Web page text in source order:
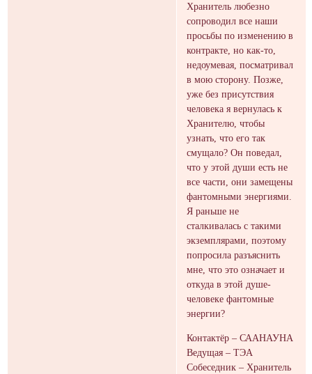
Хранитель любезно
сопроводил все наши
просьбы по изменению в
контракте, но как-то,
недоумевая, посматривал
в мою сторону. Позже,
уже без присутствия
человека я вернулась к
Хранителю, чтобы
узнать, что его так
смущало? Он поведал,
что у этой души есть не
все части, они замещены
фантомными энергиями.
Я раньше не
сталкивалась с такими
экземплярами, поэтому
попросила разъяснить
мне, что это означает и
откуда в этой душе-
человеке фантомные
энергии?
Контактёр – СААНАУНА
Ведущая – ТЭА
Собеседник – Хранитель